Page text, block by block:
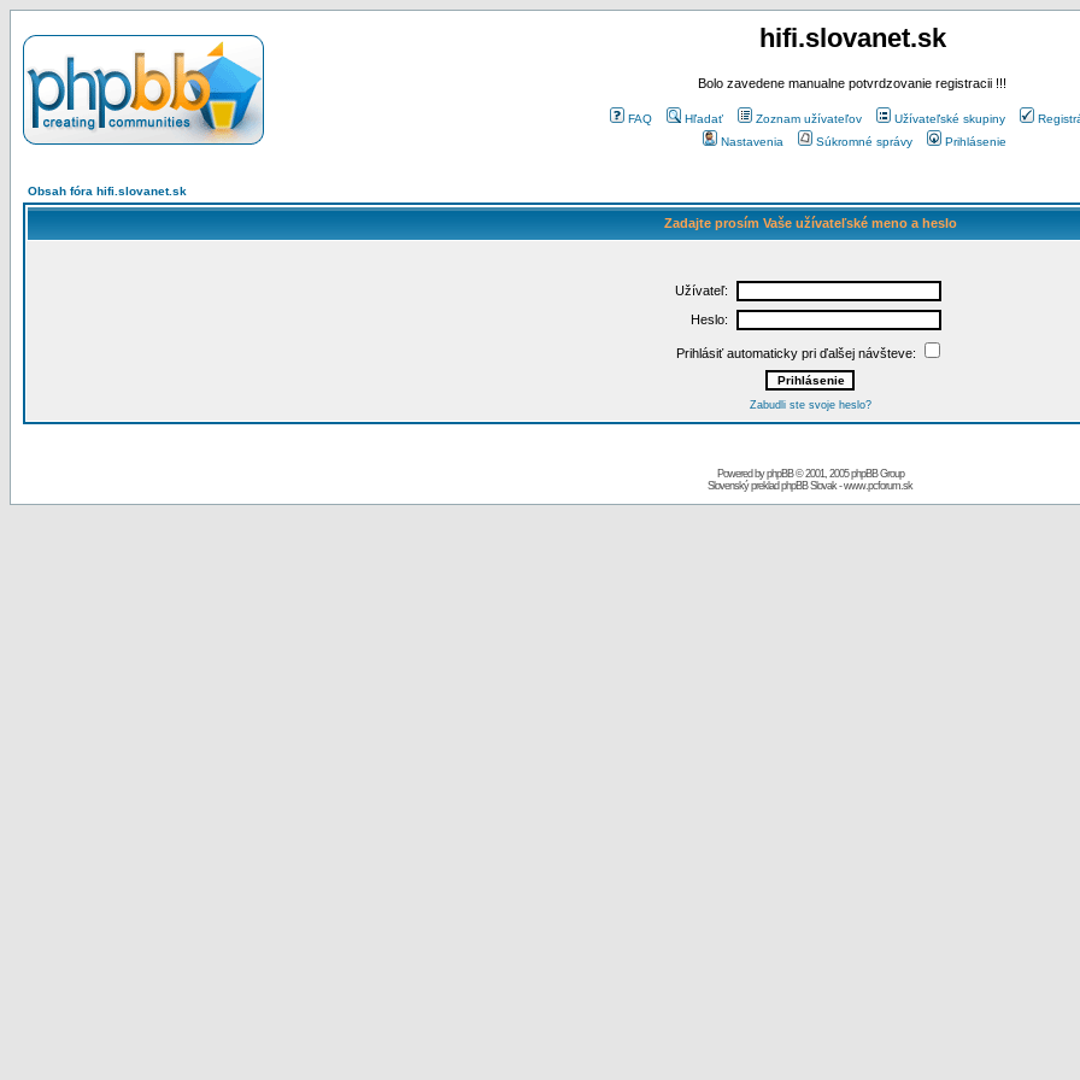
hifi.slovanet.sk
Bolo zavedene manualne potvrdzovanie registracii !!!
FAQ Hľadať Zoznam užívateľov Užívateľské skupiny
Nastavenia
Súkromné správy Prihlásenie
Obsah fóra hifi.slovanet.sk
Zadajte prosím Vaše užívateľské meno a heslo
Užívateľ:
Heslo:
Prihlásiť automaticky pri ďalšej návšteve:
Zabudli ste svoje heslo?
Powered byphpBB© 2001, 2005 phpBB Group
Slovenský preklad phpBB Slovak-www.pcforum.sk